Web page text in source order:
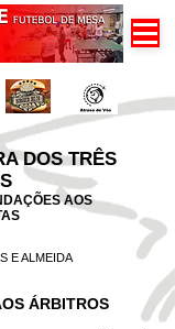
DOS TRÊS
AOS
E ALMEIDA
ÁRBITROS